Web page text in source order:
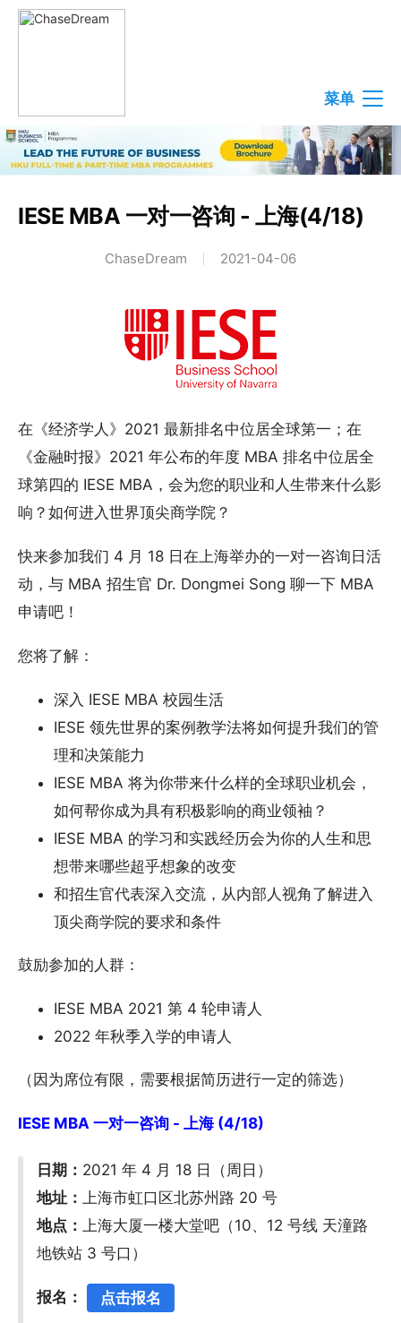
菜单
IESE MBA 一对一咨询 - 上海(4/18)
ChaseDream 2021-04-06
在《经济学人》2021 最新排名中位居全球第一；在
《金融时报》2021 年公布的年度 MBA 排名中位居全
球第四的 IESE MBA，会为您的职业和人生带来什么影
响？如何进入世界顶尖商学院？
快来参加我们 4 月 18 日在上海举办的一对一咨询日活
动，与 MBA 招生官 Dr. Dongmei Song 聊一下 MBA
申请吧！
您将了解：
深入 IESE MBA 校园生活
IESE 领先世界的案例教学法将如何提升我们的管
理和决策能力
IESE MBA 将为你带来什么样的全球职业机会，
如何帮你成为具有积极影响的商业领袖？
IESE MBA 的学习和实践经历会为你的人生和思
想带来哪些超乎想象的改变
和招生官代表深入交流，从内部人视角了解进入
顶尖商学院的要求和条件
鼓励参加的人群：
IESE MBA 2021 第 4 轮申请人
2022 年秋季入学的申请人
（因为席位有限，需要根据简历进行一定的筛选）
IESE MBA 一对一咨询 - 上海 (4/18)
日期： 2021 年 4 月 18 日（周日）
地址：
上海市虹口区北苏州路 20 号
地点：
上海大厦一楼大堂吧（10、12 号线 天潼路
地铁站 3 号口）
报名： 点击报名